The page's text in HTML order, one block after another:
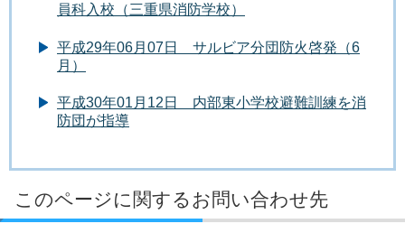
員科入校（三重県消防学校）
平成29年06月07日 サルビア分団防火啓発（6
月）
平成30年01月12日 内部東小学校避難訓練を消
防団が指導
このページに関するお問い合わせ先